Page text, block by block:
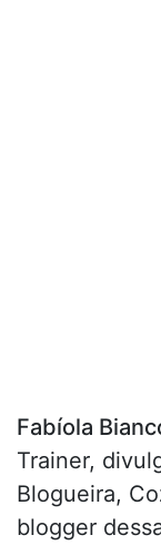
Fabíola
Trainer,
Blogueira,
blogger